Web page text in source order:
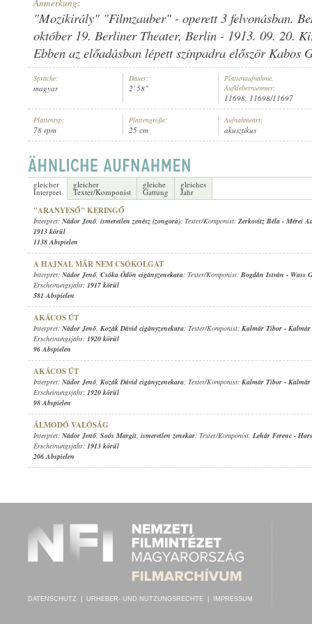
INTERPRET: SOÓS MARGIT ISMERETLEN ÉNEKKAR,
Anmerkung:
"Mozikirály" "Filmzauber" - operett 3 felvonásban.
október 19. Berliner Theater, Berlin - 1913. 09. 20.
Ebben az előadásban lépett színpadra először Kabos
Sprache:
magyar
Dauer:
2' 58"
Plattenaufnahme,
Aufklebernummer:
11698, 11698/11697
Plattentyp:
78 rpm
Plattengröße:
25 cm
Aufnahmeart:
akusztikus
gleicher
Interpret
gleicher
Texter/Komponist
gleiche
Gattung
gleiches
Jahr
"ARANYESŐ" KERINGŐ
Interpret: Nádor Jenő, ismeretlen zenész (zongora); Texter/Komponist: Zerkovitz Béla - Mérei
1913 körül
1138 Abspielen
A HAJNAL MÁR NEM CSÓKOLGAT
Interpret: Nádor Jenő, Csóka Ödön cigányzenekara; Texter/Komponist: Bogdán István - Wass
Erscheinungsjahr: 1917 körül
581 Abspielen
AKÁCOS ÚT
Interpret: Nádor Jenő, Kozák Dávid cigányzenekara; Texter/Komponist: Kalmár Tibor -
Erscheinungsjahr: 1920 körül
96 Abspielen
AKÁCOS ÚT
Interpret: Nádor Jenő, Kozák Dávid cigányzenekara; Texter/Komponist: Kalmár Tibor -
Erscheinungsjahr: 1920 körül
98 Abspielen
ÁLMODÓ VALÓSÁG
Interpret: Nádor Jenő, Soós Margit, ismeretlen zenekar; Texter/Komponist: Lehár Ferenc -
Erscheinungsjahr: 1913 körül
206 Abspielen
DATENSCHUTZ URHEBER- UND NUTZUNGSRECHTE IMPRESSUM